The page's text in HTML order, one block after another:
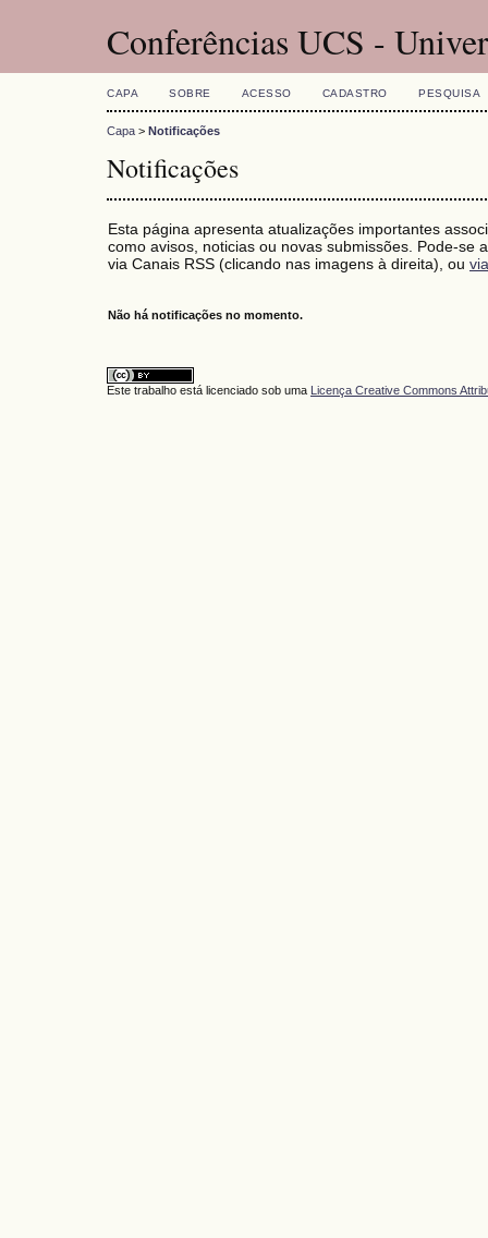
Conferências UCS -
CAPA SOBRE ACESSO CADASTRO PESQUISA
Capa > Notificações
Notificações
Esta página apresenta atualizações importantes
como avisos, noticias ou novas submissões. Pode-se
via Canais RSS (clicando nas imagens à direita), ou
Não há notificações no momento.
Este trabalho está licenciado sob uma Licença Creative Commons